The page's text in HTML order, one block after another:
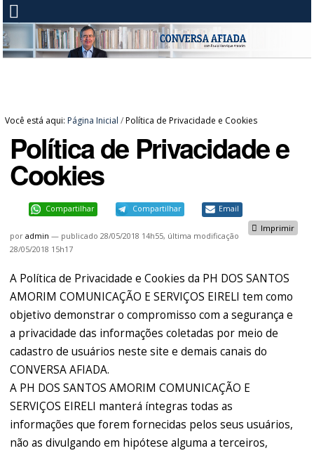
Você está aqui: Página Inicial /Política de Privacidade e Cookies
Política de Privacidade e
Cookies
Compartilhar Compartilhar Email
Imprimir
poradmin — publicado 28/05/2018 14h55, última modificação
28/05/2018 15h17
A Política de Privacidade e Cookies da PH DOS SANTOS
AMORIM COMUNICAÇÃO E SERVIÇOS EIRELI tem como
objetivo demonstrar o compromisso com a segurança e
a privacidade das informações coletadas por meio de
cadastro de usuários neste site e demais canais do
CONVERSA AFIADA.
A PH DOS SANTOS AMORIM COMUNICAÇÃO E
SERVIÇOS EIRELI manterá íntegras todas as
informações que forem fornecidas pelos seus usuários,
não as divulgando em hipótese alguma a terceiros,